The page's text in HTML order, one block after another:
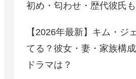
初め・匂わせ・歴代彼氏も
【2026年最新】キム・ジ
てる？彼女・妻・家族構
ドラマは？